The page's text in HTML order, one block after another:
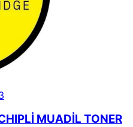
MUADİL TONER